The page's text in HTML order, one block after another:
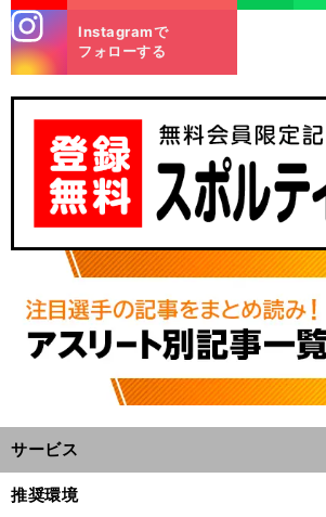
m
Instagramで
フォローする
サービス
推奨環境